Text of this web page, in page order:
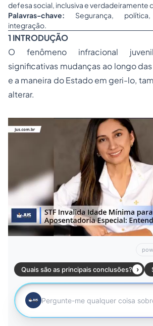
defesa social, inclusiva e verdadeiramente
Palavras-chave: Segurança,
integração.
1 INTRODUÇÃO
O fenômeno infracional
significativas mudanças ao longo
e a maneira do Estado em geri-lo,
alterar.